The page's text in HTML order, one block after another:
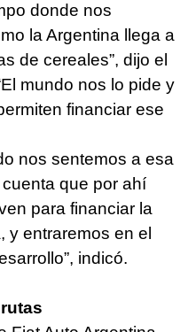
donde nos
la Argentina llega a
de cereales”, dijo el
mundo nos lo pide y
financiar ese
nos sentemos a esa
que por ahí
para financiar la
y entraremos en el
indicó.